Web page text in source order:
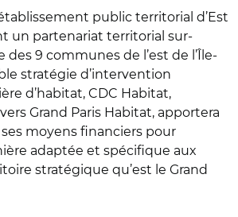
public territorial d’Est
un partenariat territorial sur-
des 9 communes de l’est de l’Île-
stratégie d’intervention
d’habitat, CDC Habitat,
Grand Paris Habitat, apportera
moyens financiers pour
adaptée et spécifique aux
stratégique qu’est le Grand